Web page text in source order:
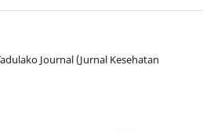
Journal (Jurnal Kesehatan